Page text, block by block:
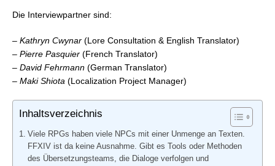
Die Interviewpartner sind:
– Kathryn Cwynar (Lore Consultation & English Translator)
– Pierre Pasquier (French Translator)
– David Fehrmann (German Translator)
– Maki Shiota (Localization Project Manager)
Inhaltsverzeichnis
Viele RPGs haben viele NPCs mit einer Unmenge an Texten.
FFXIV ist da keine Ausnahme. Gibt es Tools oder Methoden
des Übersetzungsteams, die Dialoge verfolgen und